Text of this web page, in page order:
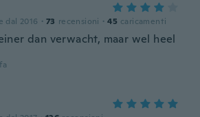
dal 2016 · 73 recensioni · 45 caricamenti
dan verwacht, maar wel heel